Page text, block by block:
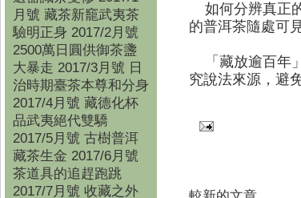
月號 藏茶新竉武夷茶
驗明正身 2017/2月號
2500萬日圓供御茶盞
大暴走 2017/3月號 日
治時期臺茶本尊和分身
2017/4月號 藏德化杯
品武夷絕代雙驕
2017/5月號 古樹普洱
藏茶生金 2017/6月號
茶道具的追趕跑跳
2017/7月號 收藏之外
如何分辨真正
的普洱茶隨處可
「藏放逾百年
究說法來源，避